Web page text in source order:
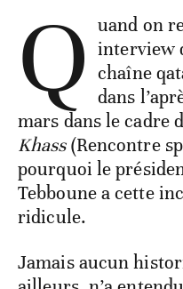
Q uand on
interview
chaîne
dans
mars dans le cadre
Khass(Rencontre
pourquoi le
Tebboune a cette
ridicule.
Jamais aucun